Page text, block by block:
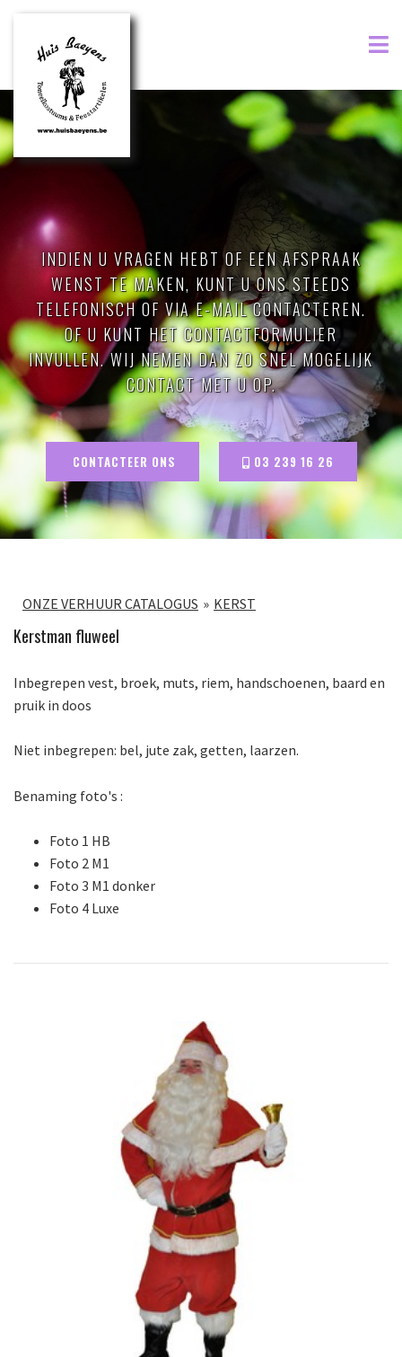
INDIEN U VRAGEN HEBT OF EEN AFSPRAAK
WENST TE MAKEN, KUNT U ONS STEEDS
TELEFONISCH OF VIA E-MAIL CONTACTEREN.
OF U KUNT HET CONTACTFORMULIER
INVULLEN. WIJ NEMEN DAN ZO SNEL MOGELIJK
CONTACT MET U OP.
CONTACTEER ONS 03 239 16 26
ONZE VERHUUR CATALOGUS KERST
Kerstman fluweel
Inbegrepen vest, broek, muts, riem, handschoenen, baard en
pruik in doos
Niet inbegrepen: bel, jute zak, getten, laarzen.
Benaming foto's :
Foto 1 HB
Foto 2 M1
Foto 3 M1 donker
Foto 4 Luxe